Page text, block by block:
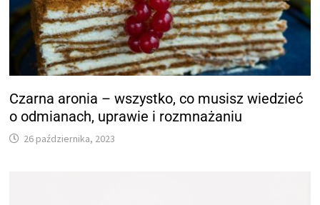
Czarna aronia – wszystko, co musisz wiedzieć
o odmianach, uprawie i rozmnażaniu
26 października, 2023